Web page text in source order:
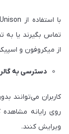
تماس بگیرند یا به
از میکروفون و
دسترسی به
کاربران می‌توانند
روی رایانه مشاهده
ویرایش کنند.